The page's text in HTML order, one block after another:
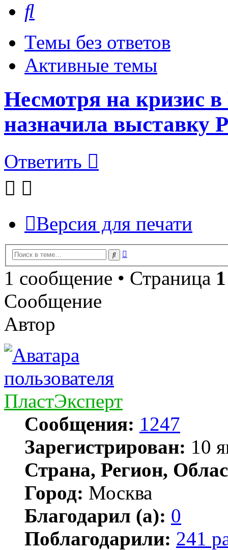
Темы без ответов
Активные темы
Несмотря на кризис
назначила выставку
Ответить
Версия для печати
Поиск
1 сообщение • Страница 1
Сообщение
Автор
ПластЭксперт
Сообщения: 1247
Зарегистрирован: 10
Страна, Регион,
Город: Москва
Благодарил (а): 0
Поблагодарили: 241